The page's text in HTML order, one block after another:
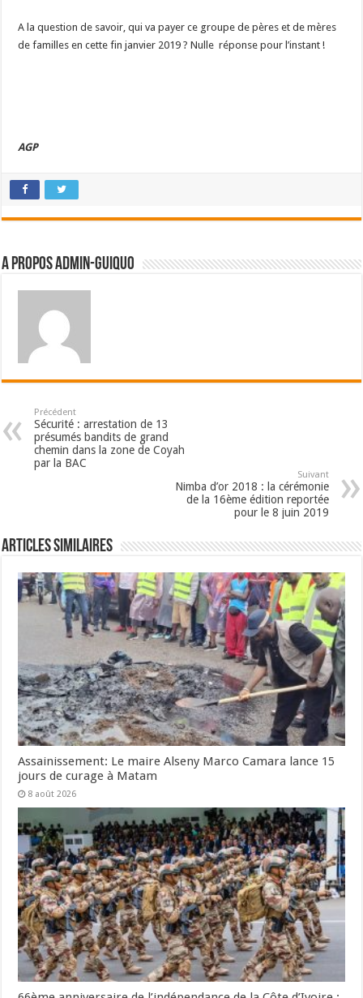
A la question de savoir, qui va payer ce groupe de pères et de mères
de familles en cette fin janvier 2019 ? Nulle réponse pour l’instant !
AGP
A propos admin-guiquo
Précédent
Sécurité : arrestation de 13
présumés bandits de grand
chemin dans la zone de Coyah
par la BAC
Suivant
Nimba d’or 2018 : la cérémonie
de la 16ème édition reportée
pour le 8 juin 2019
Articles Similaires
Assainissement: Le maire Alseny Marco Camara lance 15
jours de curage à Matam
8 août 2026